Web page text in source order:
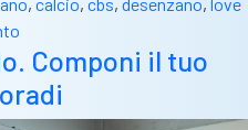
i
Love
Componi il tuo